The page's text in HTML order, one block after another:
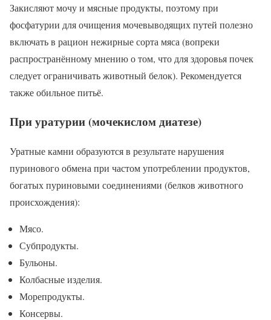
Закисляют мочу и мясные продукты, поэтому при
фосфатурии для очищения мочевыводящих путей полезно
включать в рацион нежирные сорта мяса (вопреки
распространённому мнению о том, что для здоровья почек
следует ограничивать животный белок). Рекомендуется
также обильное питьё.
При уратурии (мочекислом диатезе)
Уратные камни образуются в результате нарушения
пуринового обмена при частом употреблении продуктов,
богатых пуриновыми соединениями (белков животного
происхождения):
Мясо.
Субпродукты.
Бульоны.
Колбасные изделия.
Морепродукты.
Консервы.